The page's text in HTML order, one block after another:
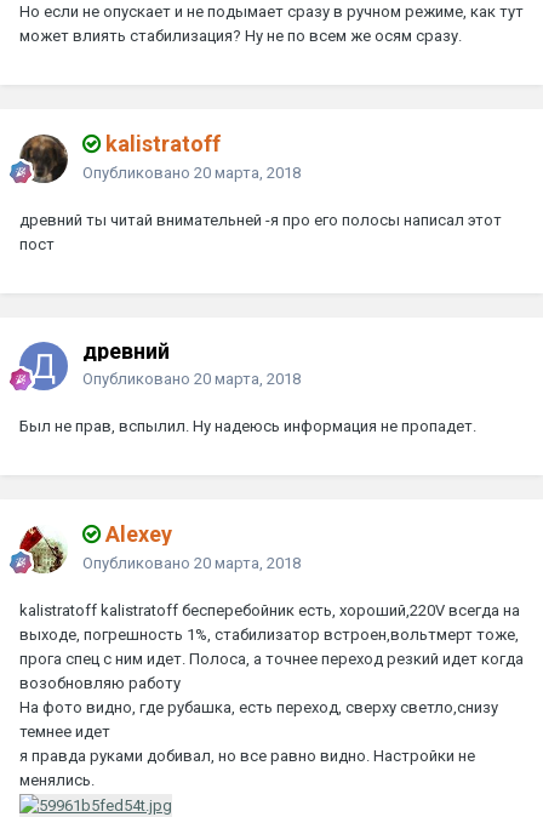
Но если не опускает и не подымает сразу в ручном режиме, как тут
может влиять стабилизация? Ну не по всем же осям сразу.
kalistratoff
Опубликовано 20 марта, 2018
древний ты читай внимательней -я про его полосы написал этот
пост
древний
Опубликовано 20 марта, 2018
Был не прав, вспылил. Ну надеюсь информация не пропадет.
Alexey
Опубликовано 20 марта, 2018
kalistratoff kalistratoff бесперебойник есть, хороший,220V всегда на
выходе, погрешность 1%, стабилизатор встроен,вольтмерт тоже,
прога спец с ним идет. Полоса, а точнее переход резкий идет когда
возобновляю работу
На фото видно, где рубашка, есть переход, сверху светло,снизу
темнее идет
я правда руками добивал, но все равно видно. Настройки не
менялись.